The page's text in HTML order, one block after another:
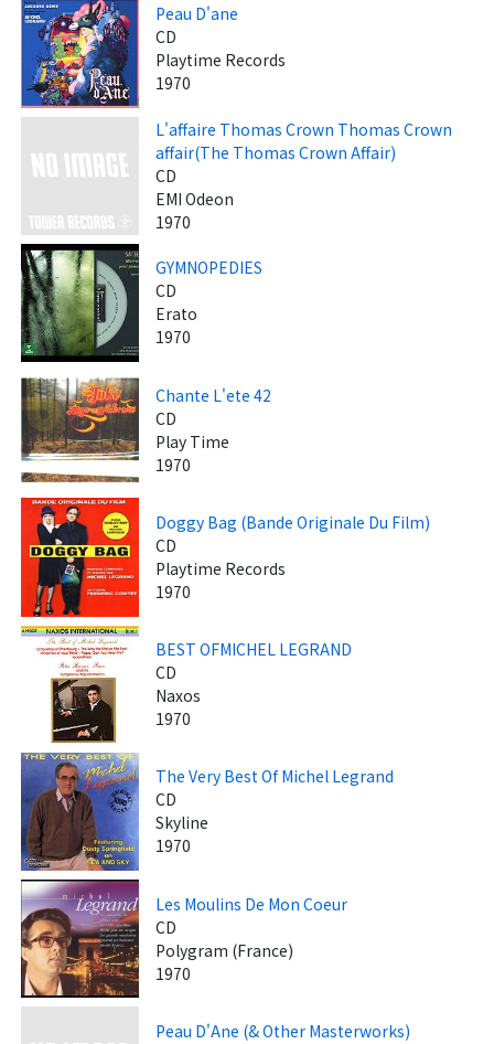
Peau D'ane
CD
Playtime Records
1970
L'affaire Thomas Crown Thomas Crown
affair(The Thomas Crown Affair)
CD
EMI Odeon
1970
GYMNOPEDIES
CD
Erato
1970
Chante L'ete 42
CD
Play Time
1970
Doggy Bag (Bande Originale Du Film)
CD
Playtime Records
1970
BEST OFMICHEL LEGRAND
CD
Naxos
1970
The Very Best Of Michel Legrand
CD
Skyline
1970
Les Moulins De Mon Coeur
CD
Polygram (France)
1970
Peau D'Ane (& Other Masterworks)